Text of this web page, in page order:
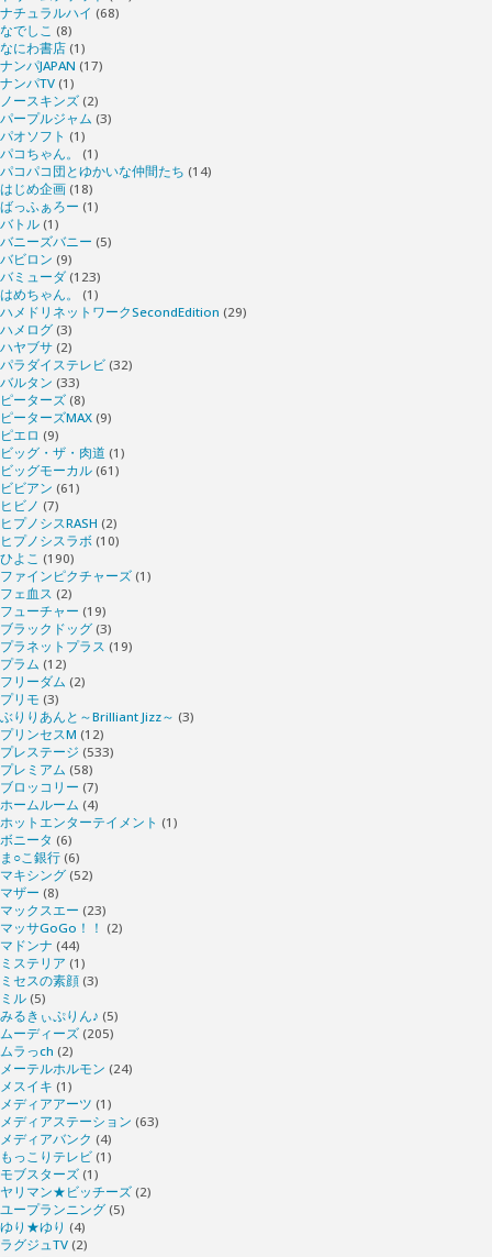
ナチュラルハイ (68)
なでしこ (8)
なにわ書店 (1)
ナンパJAPAN (17)
ナンパTV (1)
ノースキンズ (2)
パープルジャム (3)
パオソフト (1)
パコちゃん。
(1)
パコパコ団とゆかいな仲間たち (14)
はじめ企画 (18)
ばっふぁろー (1)
バトル (1)
バニーズバニー (5)
バビロン (9)
バミューダ (123)
はめちゃん。
(1)
ハメドリネットワークSecondEdition (29)
ハメログ (3)
ハヤブサ (2)
パラダイステレビ (32)
バルタン (33)
ピーターズ (8)
ピーターズMAX (9)
ピエロ (9)
ビッグ・ザ・肉道 (1)
ビッグモーカル (61)
ビビアン (61)
ヒビノ (7)
ヒプノシスRASH (2)
ヒプノシスラボ (10)
ひよこ (190)
ファインピクチャーズ (1)
フェ血ス (2)
フューチャー (19)
ブラックドッグ (3)
プラネットプラス (19)
プラム (12)
フリーダム (2)
プリモ (3)
ぶりりあんと～Brilliant Jizz～ (3)
プリンセスM (12)
プレステージ (533)
プレミアム (58)
ブロッコリー (7)
ホームルーム (4)
ホットエンターテイメント (1)
ボニータ (6)
ま○こ銀行 (6)
マキシング (52)
マザー (8)
マックスエー (23)
マッサGoGo！！ (2)
マドンナ (44)
ミステリア (1)
ミセスの素顔 (3)
ミル (5)
みるきぃぷりん♪ (5)
ムーディーズ (205)
ムラっch (2)
メーテルホルモン (24)
メスイキ (1)
メディアアーツ (1)
メディアステーション (63)
メディアバンク (4)
もっこりテレビ (1)
モブスターズ (1)
ヤリマン★ビッチーズ (2)
ユープランニング (5)
ゆり★ゆり (4)
ラグジュTV (2)